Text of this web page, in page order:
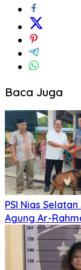
Baca Juga
PSI Nias
Agung Ar-